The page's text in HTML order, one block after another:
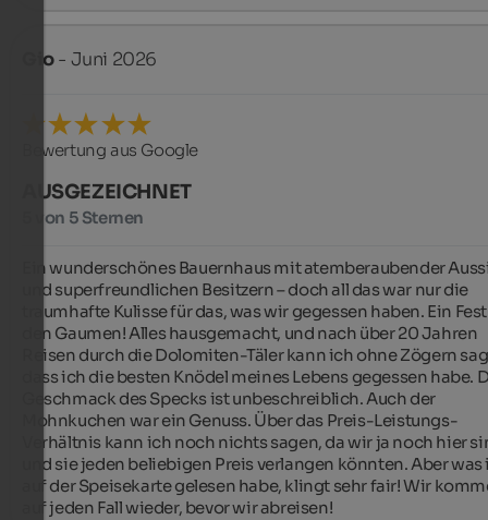
Gio- Juni 2026
Bewertung aus Google
AUSGEZEICHNET
5 von 5 Sternen
Ein wunderschönes Bauernhaus mit atemberaubender
und superfreundlichen Besitzern – doch all das war nur die
traumhafte Kulisse für das, was wir gegessen haben. Ein
den Gaumen! Alles hausgemacht, und nach über 20 Jahren
Reisen durch die Dolomiten-Täler kann ich ohne Zögern
dass ich die besten Knödel meines Lebens gegessen habe.
Geschmack des Specks ist unbeschreiblich. Auch der
Mohnkuchen war ein Genuss. Über das Preis-Leistungs-
Verhältnis kann ich noch nichts sagen, da wir ja noch hier
und sie jeden beliebigen Preis verlangen könnten. Aber was
auf der Speisekarte gelesen habe, klingt sehr fair! Wir
auf jeden Fall wieder, bevor wir abreisen!